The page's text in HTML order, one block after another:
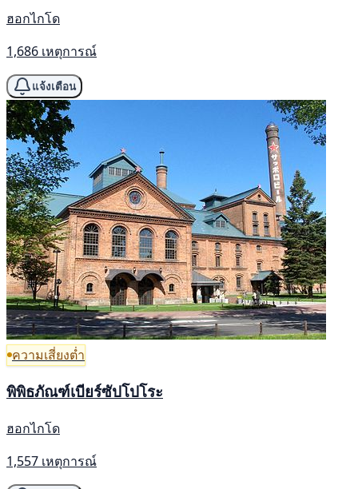
ฮอกไกโด
1,686 เหตุการณ์
แจ้งเตือน
ความเสี่ยงต่ำ
พิพิธภัณฑ์เบียร์ซัปโปโระ
ฮอกไกโด
1,557 เหตุการณ์